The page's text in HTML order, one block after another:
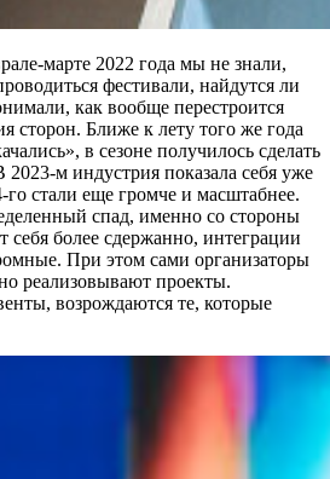
марте 2022 года мы не знали,
фестивали, найдутся ли
как вообще перестроится
сторон. Ближе к лету того же года
в сезоне получилось сделать
2023-м индустрия показала себя уже
стали еще громче и масштабнее.
спад, именно со стороны
себя более сдержанно, интеграции
При этом сами организаторы
реализовывают проекты.
возрождаются те, которые